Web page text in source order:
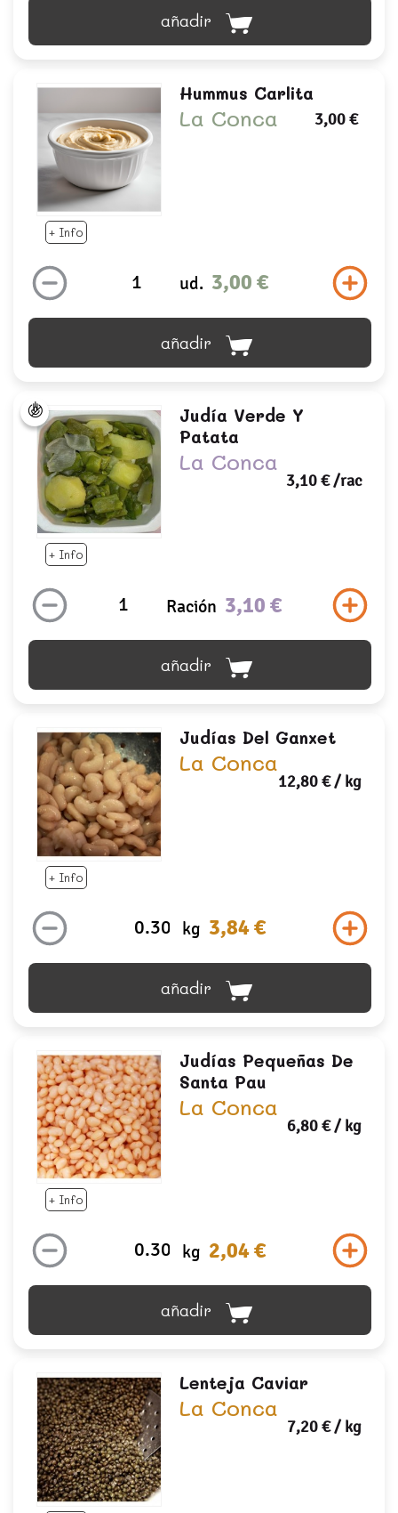
añadir
+ Info
Hummus Carlita
La Conca 3,00 €
ud. 3,00 €
añadir
+ Info
Judía Verde Y
Patata
La Conca
3,10 €/rac
Ración 3,10 €
añadir
+ Info
Judías Del Ganxet
La Conca
12,80 €/ kg
kg 3,84 €
añadir
+ Info
Judías Pequeñas De
Santa Pau
La Conca
6,80 €/ kg
kg 2,04 €
añadir
Lenteja Caviar
La Conca
7,20 €/ kg